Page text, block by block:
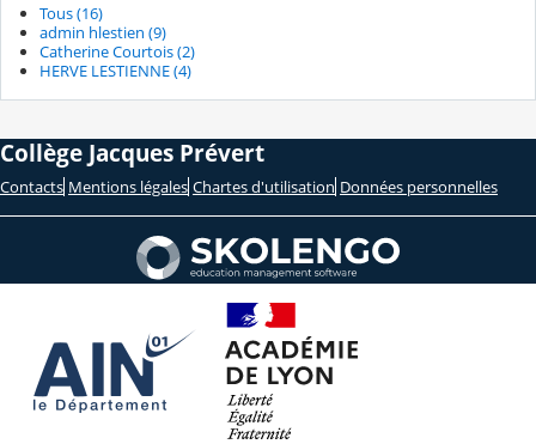
Tous (16)
admin hlestien (9)
Catherine Courtois (2)
HERVE LESTIENNE (4)
Collège Jacques Prévert
Contacts Mentions légales Chartes d'utilisation Données personnelles